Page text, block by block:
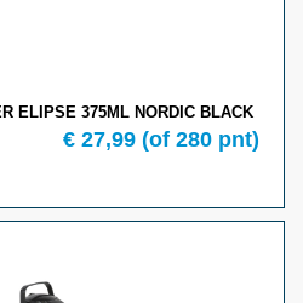
ELIPSE 375ML NORDIC BLACK
€ 27,99 (of 280 pnt)